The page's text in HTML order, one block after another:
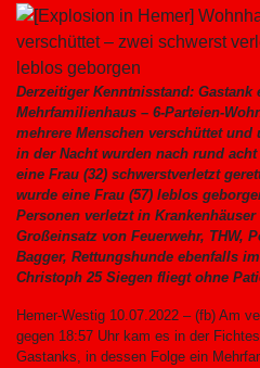
Derzeitiger Kenntnisstand:
Mehrfamilienhaus – 6-Parteien-
mehrere Menschen verschüttet
in der Nacht wurden nach rund
eine Frau (32) schwerstverletzt
wurde eine Frau (57) leblos
Personen verletzt in
Großeinsatz von Feuerwehr, THW,
Bagger, Rettungshunde ebenfalls
Christoph 25 Siegen fliegt ohne
Hemer-Westig 10.07.2022 – (fb) Am
gegen 18:57 Uhr kam es in der
Gastanks, in dessen Folge ein